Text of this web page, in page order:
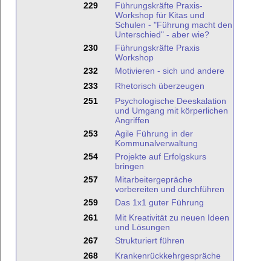
229
Führungskräfte Praxis-
Workshop für Kitas und
Schulen - "Führung macht den
Unterschied" - aber wie?
230
Führungskräfte Praxis
Workshop
232
Motivieren - sich und andere
233
Rhetorisch überzeugen
251
Psychologische Deeskalation
und Umgang mit körperlichen
Angriffen
253
Agile Führung in der
Kommunalverwaltung
254
Projekte auf Erfolgskurs
bringen
257
Mitarbeitergepräche
vorbereiten und durchführen
259
Das 1x1 guter Führung
261
Mit Kreativität zu neuen Ideen
und Lösungen
267
Strukturiert führen
268
Krankenrückkehrgespräche